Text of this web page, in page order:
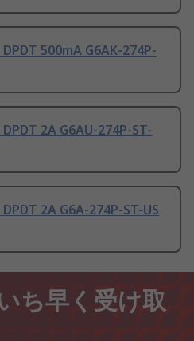
500mA G6AK-274P-
2A G6AU-274P-ST-
2A G6A-274P-ST-US
ち早く受け取